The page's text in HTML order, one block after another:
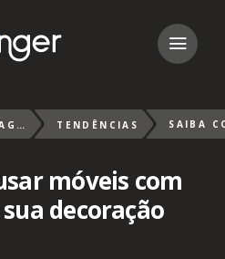
FINGER MAGAZIN TENDÊNCIAS
móveis com
decoração